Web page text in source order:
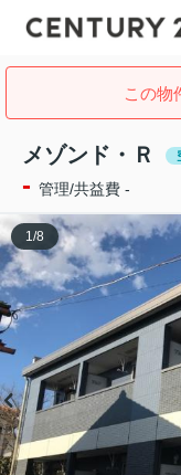
この物
メゾンド・Ｒ
- 管理/共益費 -
1/8